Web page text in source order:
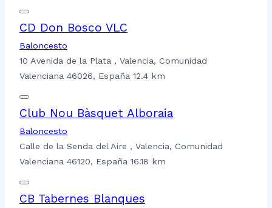
CD Don Bosco VLC
Baloncesto
10 Avenida de la Plata , Valencia, Comunidad
Valenciana 46026, España 12.4 km
Club Nou Bàsquet Alboraia
Baloncesto
Calle de la Senda del Aire , Valencia, Comunidad
Valenciana 46120, España 16.18 km
CB Tabernes Blanques